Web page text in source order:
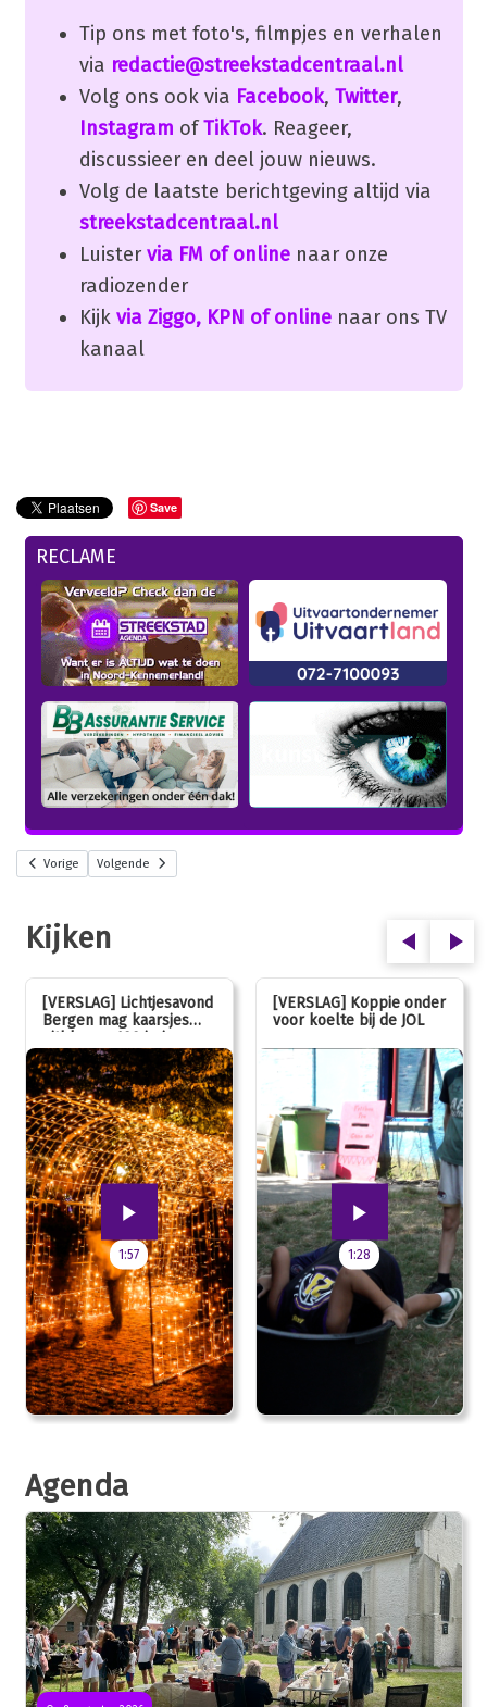
Tip ons met foto's, filmpjes en verhalen
via redactie@streekstadcentraal.nl
Volg ons ook via Facebook, Twitter,
Instagram ofTikTok. Reageer,
discussieer en deel jouw nieuws.
Volg de laatste berichtgeving altijd via
streekstadcentraal.nl
Luister via FM of onlinenaar onze
radiozender
Kijk via Ziggo, KPN of onlinenaar ons TV
kanaal
Save
RECLAME
Vorige Volgende
Kijken
[VERSLAG] Lichtjesavond
Bergen mag kaarsjes
uitblazen: 100 jarig
jubileum!
1:57
[VERSLAG] Koppie onder
voor koelte bij de JOL
1:28
Agenda